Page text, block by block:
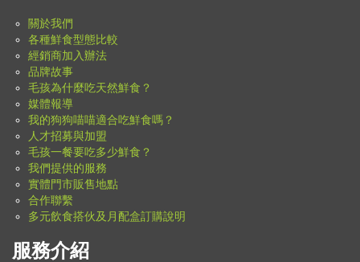
關於我們
各種鮮食型態比較
經銷商加入辦法
品牌故事
毛孩為什麼吃天然鮮食？
媒體報導
我的狗狗喵喵適合吃鮮食嗎？
人才招募與加盟
毛孩一餐要吃多少鮮食？
我們提供的服務
實體門市販售地點
合作聯繫
多元飲食搭伙及月配盒訂購說明
服務介紹